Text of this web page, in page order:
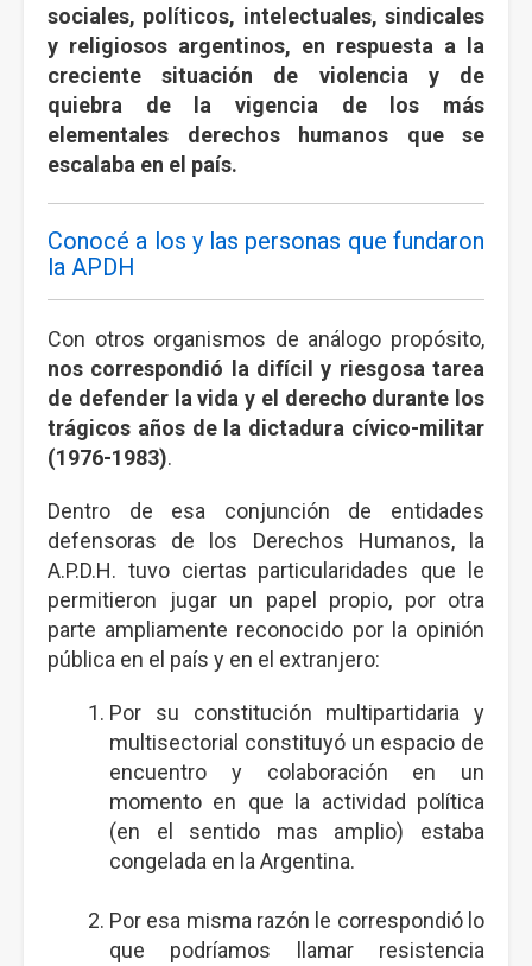
sociales, políticos, intelectuales, sindicales
y religiosos argentinos, en respuesta a la
creciente situación de violencia y de
quiebra de la vigencia de los más
elementales derechos humanos que se
escalaba en el país.
Conocé a los y las personas que fundaron
la APDH
Con otros organismos de análogo propósito,
nos correspondió la difícil y riesgosa tarea
de defender la vida y el derecho durante los
trágicos años de la dictadura cívico-militar
(1976-1983).
Dentro de esa conjunción de entidades
defensoras de los Derechos Humanos, la
A.P.D.H. tuvo ciertas particularidades que le
permitieron jugar un papel propio, por otra
parte ampliamente reconocido por la opinión
pública en el país y en el extranjero:
Por su constitución multipartidaria y
multisectorial constituyó un espacio de
encuentro y colaboración en un
momento en que la actividad política
(en el sentido mas amplio) estaba
congelada en la Argentina.
Por esa misma razón le correspondió lo
que podríamos llamar resistencia